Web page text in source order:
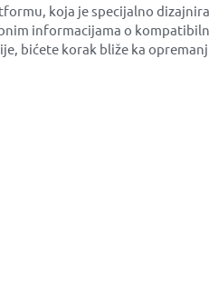
koja je specijalno
informacijama o
bićete korak bliže ka